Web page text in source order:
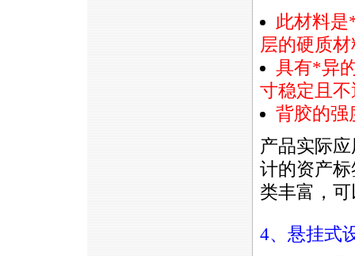
此材料是
层的硬质材
具有*异
寸稳定且
背胶的强
产品实际
计的资产
类丰富，
4、悬挂式